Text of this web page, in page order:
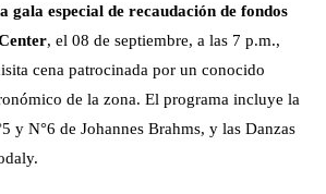
gala especial de recaudación de fondos
, el 08 de septiembre, a las 7 p.m.,
cena patrocinada por un conocido
de la zona. El programa incluye la
y N°6 de Johannes Brahms, y las Danzas